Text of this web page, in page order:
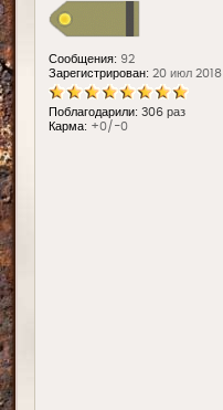
Сообщения: 92
Зарегистрирован: 20 июл 2018
Поблагодарили: 306 раз
Карма: +0/-0